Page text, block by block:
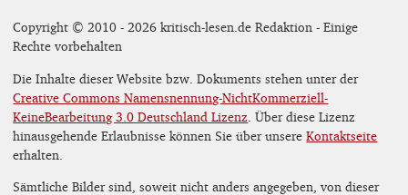
Copyright © 2010 - 2026 kritisch-lesen.de Redaktion - Einige
Rechte vorbehalten
Die Inhalte dieser Website bzw. Dokuments stehen unter der
Creative Commons Namensnennung-NichtKommerziell-
KeineBearbeitung 3.0 Deutschland Lizenz . Über diese Lizenz
hinausgehende Erlaubnisse können Sie über unsereKontaktseite
erhalten.
Sämtliche Bilder sind, soweit nicht anders angegeben, von dieser